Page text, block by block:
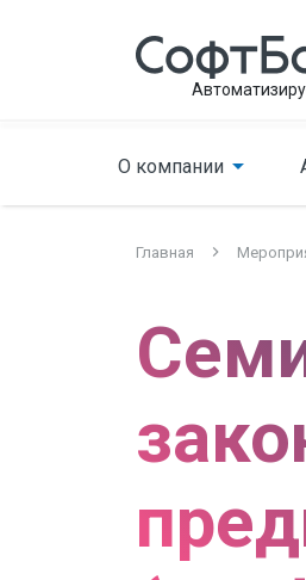
О компании
Главная